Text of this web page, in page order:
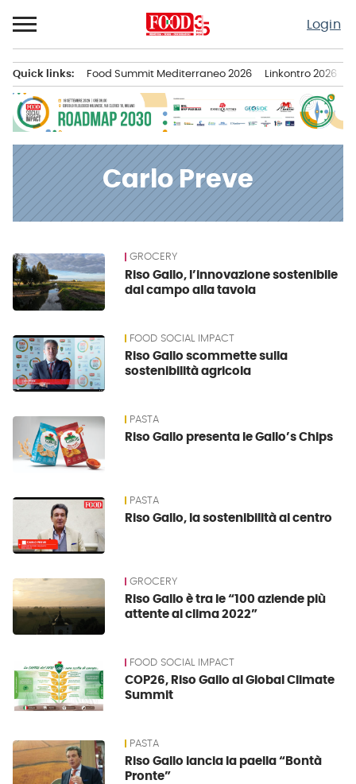
al
contenuto
Login
principale
Quick links: Food Summit Mediterraneo 2026 Linkontro 2026
Carlo Preve
News GROCERY
Riso Gallo, l’innovazione sostenibile
dal campo alla tavola
FOOD SOCIAL IMPACT
Riso Gallo scommette sulla
sostenibilità agricola
PASTA
Riso Gallo presenta le Gallo’s Chips
PASTA
Riso Gallo, la sostenibilità al centro
GROCERY
Riso Gallo è tra le “100 aziende più
attente al clima 2022”
FOOD SOCIAL IMPACT
COP26, Riso Gallo al Global Climate
Summit
PASTA
Riso Gallo lancia la paella “Bontà
Pronte”